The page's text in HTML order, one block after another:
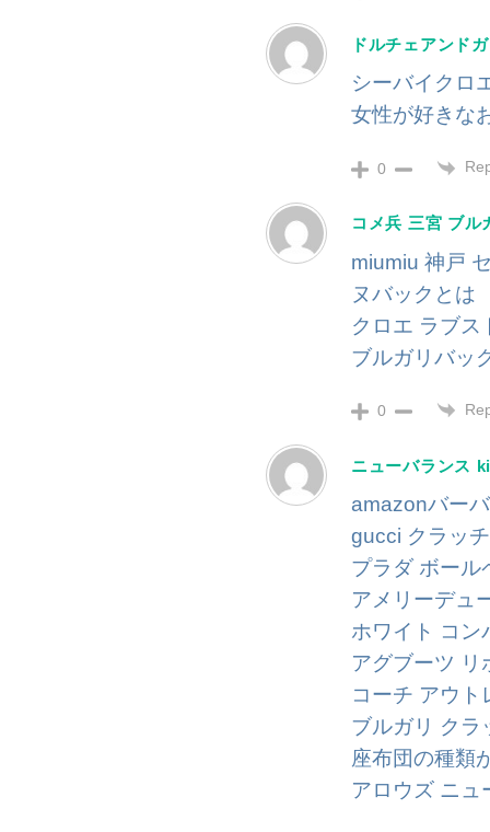
ドルチェアンド
シーバイクロ
女性が好きな
0
コメ兵 三宮 ブル
miumiu 神戸
ヌバックとは
クロエ ラブス
ブルガリバッ
0
ニューバランス
amazonバー
gucci クラッ
プラダ ボール
アメリーデュ
ホワイト コン
アグブーツ リ
コーチ アウト
ブルガリ クラ
座布団の種類
アロウズ ニュ